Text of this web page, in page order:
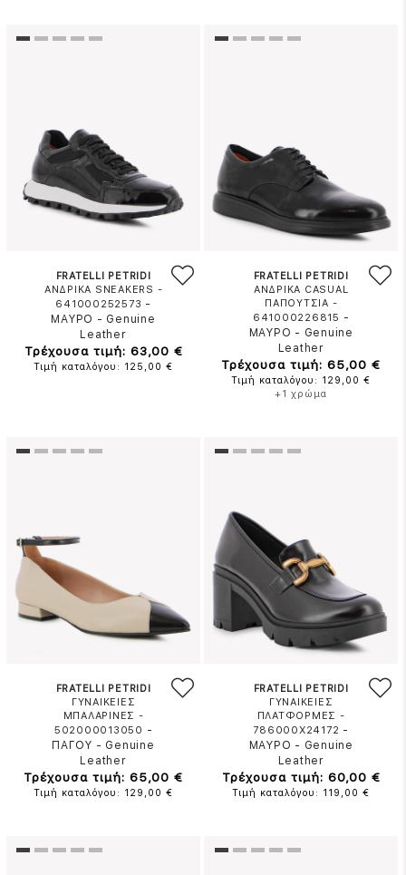
FRATELLI PETRIDI
ΑΝΔΡΙΚΑ SNEAKERS -
641000252573 -
ΜΑΥΡΟ - Genuine
Leather
Τρέχουσα τιμή: 63,00 €
Τιμή καταλόγου: 125,00 €
FRATELLI PETRIDI
ΑΝΔΡΙΚΑ CASUAL
ΠΑΠΟΥΤΣΙΑ -
641000226815 -
ΜΑΥΡΟ - Genuine
Leather
Τρέχουσα τιμή: 65,00 €
Τιμή καταλόγου: 129,00 €
+1 χρώμα
FRATELLI PETRIDI
ΓΥΝΑΙΚΕΙΕΣ
ΜΠΑΛΑΡΙΝΕΣ -
502000013050 -
ΠΑΓΟΥ - Genuine
Leather
Τρέχουσα τιμή: 65,00 €
Τιμή καταλόγου: 129,00 €
FRATELLI PETRIDI
ΓΥΝΑΙΚΕΙΕΣ
ΠΛΑΤΦΟΡΜΕΣ -
786000X24172 -
ΜΑΥΡΟ - Genuine
Leather
Τρέχουσα τιμή: 60,00 €
Τιμή καταλόγου: 119,00 €